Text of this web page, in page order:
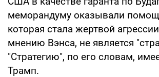
меморандуму оказывали
которая стала жертвой
мнению Вэнса, не является
"Стратегию", по его словам,
Трамп.